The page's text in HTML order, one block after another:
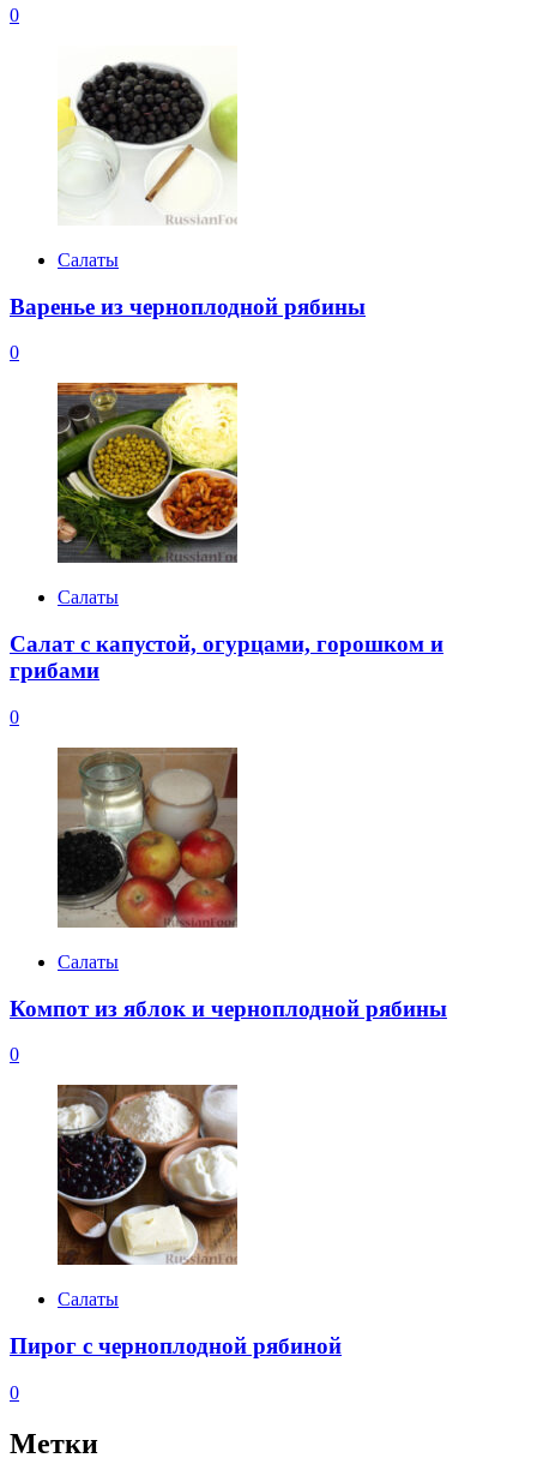
0
Салаты
Варенье из черноплодной рябины
0
Салаты
Салат с капустой, огурцами, горошком и
грибами
0
Салаты
Компот из яблок и черноплодной рябины
0
Салаты
Пирог с черноплодной рябиной
0
Метки